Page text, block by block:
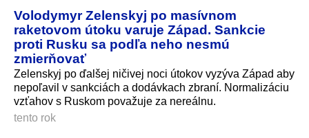
Volodymyr Zelenskyj po masívnom
raketovom útoku varuje Západ. Sankcie
proti Rusku sa podľa neho nesmú
zmierňovať
Zelenskyj po ďalšej ničivej noci útokov vyzýva Západ aby
nepoľavil v sankciách a dodávkach zbraní. Normalizáciu
vzťahov s Ruskom považuje za nereálnu.
tento rok